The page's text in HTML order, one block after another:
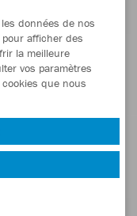
données de nos
afficher des
la meilleure
vos paramètres
que nous